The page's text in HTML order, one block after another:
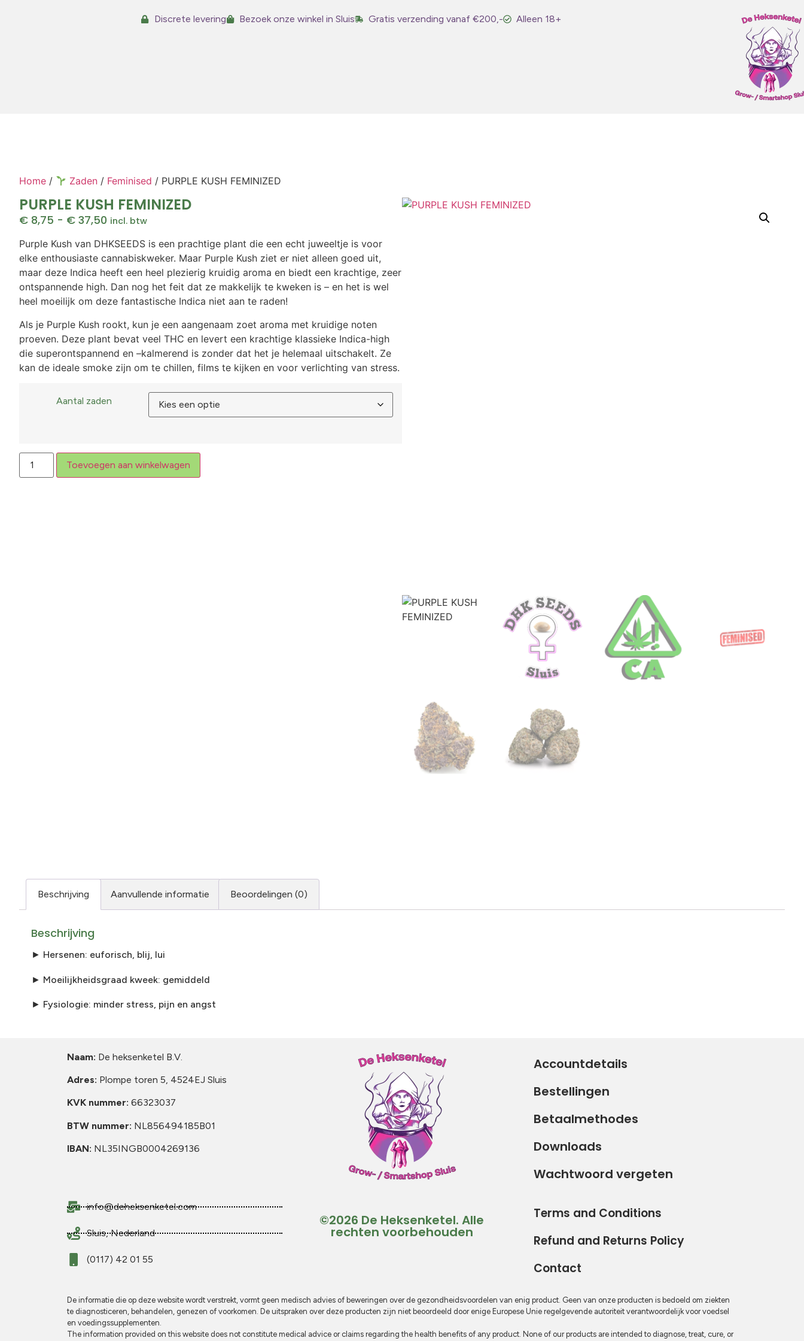
Discrete levering Bezoek onze winkel in Sluis Gratis verzending vanaf €200,- Alleen 18+
Home / Zaden / Feminised / PURPLE KUSH FEMINIZED
PURPLE KUSH FEMINIZED
€ 8,75 - € 37,50 incl. btw
Purple Kush van DHKSEEDS is een prachtige plant die een echt juweeltje is voor
elke enthousiaste cannabiskweker. Maar Purple Kush ziet er niet alleen goed uit,
maar deze Indica heeft een heel plezierig kruidig aroma en biedt een krachtige, zeer
ontspannende high. Dan nog het feit dat ze makkelijk te kweken is – en het is wel
heel moeilijk om deze fantastische Indica niet aan te raden!
Als je Purple Kush rookt, kun je een aangenaam zoet aroma met kruidige noten
proeven. Deze plant bevat veel THC en levert een krachtige klassieke Indica-high
die superontspannend en –kalmerend is zonder dat het je helemaal uitschakelt. Ze
kan de ideale smoke zijn om te chillen, films te kijken en voor verlichting van stress.
Aantal zaden
Toevoegen aan winkelwagen
Beschrijving Aanvullende informatie Beoordelingen (0)
Beschrijving
► Hersenen: euforisch, blij, lui
► Moeilijkheidsgraad kweek: gemiddeld
► Fysiologie: minder stress, pijn en angst
Naam: De heksenketel B.V.
Adres: Plompe toren 5, 4524EJ Sluis
KVK nummer: 66323037
BTW nummer: NL856494185B01
IBAN: NL35INGB0004269136
Accountdetails
Bestellingen
Betaalmethodes
Downloads
Wachtwoord vergeten
info@deheksenketel.com
Sluis, Nederland
(0117) 42 01 55
©2026 De Heksenketel. Alle
rechten voorbehouden
Terms and Conditions
Refund and Returns Policy
Contact
De informatie die op deze website wordt verstrekt, vormt geen medisch advies of beweringen over de gezondheidsvoordelen van enig product. Geen van onze producten is bedoeld om ziekten
te diagnosticeren, behandelen, genezen of voorkomen. De uitspraken over deze producten zijn niet beoordeeld door enige Europese Unie regelgevende autoriteit verantwoordelijk voor voedsel
en voedingssupplementen.
The information provided on this website does not constitute medical advice or claims regarding the health benefits of any product. None of our products are intended to diagnose, treat, cure, or